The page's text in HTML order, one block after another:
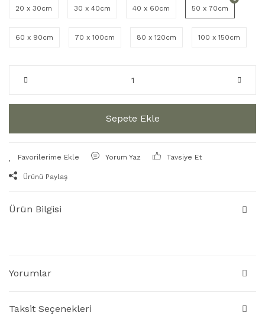
20 x 30cm 30 x 40cm 40 x 60cm 50 x 70cm
60 x 90cm 70 x 100cm 80 x 120cm 100 x 150cm
Sepete Ekle
Yorum Yaz Tavsiye Et
Ürünü Paylaş
Ürün Bilgisi
Yorumlar
Taksit Seçenekleri